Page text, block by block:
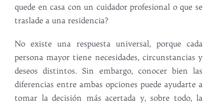
quede en casa con un cuidador profesional o que se
traslade a una residencia?
No existe una respuesta universal, porque cada
persona mayor tiene necesidades, circunstancias y
deseos distintos. Sin embargo, conocer bien las
diferencias entre ambas opciones puede ayudarte a
tomar la decisión más acertada y, sobre todo, la